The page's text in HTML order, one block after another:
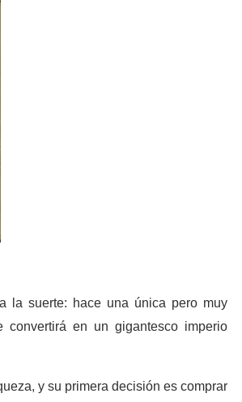
la suerte: hace una única pero muy
en un gigantesco imperio
y su primera decisión es comprar